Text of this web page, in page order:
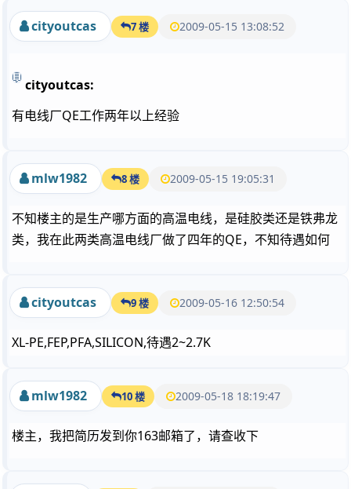
cityoutcas 7 楼 2009-05-15 13:08:52
cityoutcas:
有电线厂QE工作两年以上经验
mlw1982 8 楼 2009-05-15 19:05:31
不知楼主的是生产哪方面的高温电线，是硅胶类还是铁弗龙
类，我在此两类高温电线厂做了四年的QE，不知待遇如何
cityoutcas 9 楼 2009-05-16 12:50:54
XL-PE,FEP,PFA,SILICON,待遇2~2.7K
mlw1982 10 楼 2009-05-18 18:19:47
楼主，我把简历发到你163邮箱了，请查收下